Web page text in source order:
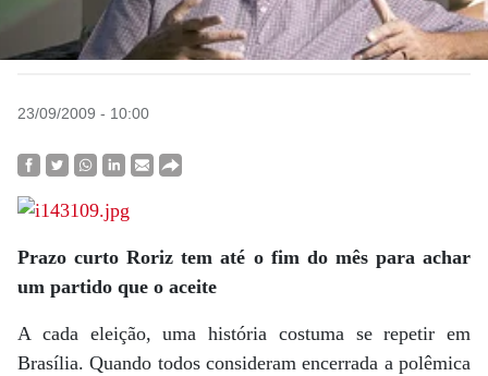
23/09/2009 - 10:00
Prazo curto Roriz tem até o fim do mês para achar
um partido que o aceite
A cada eleição, uma história costuma se repetir em
Brasília. Quando todos consideram encerrada a polêmica